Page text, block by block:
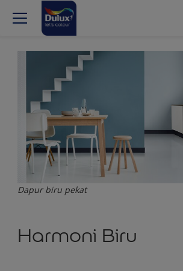
Dapur biru pekat
Harmoni Biru